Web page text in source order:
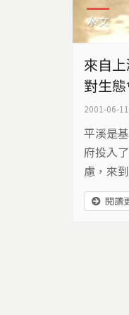
水文
來自
對生
2001-06-11
平溪是
府投入
慮，來
甚至連
的整治
閱讀